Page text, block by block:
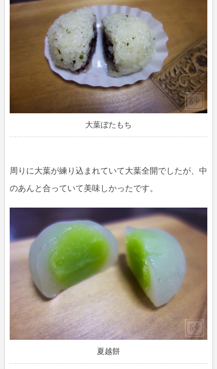
大葉ぼたもち
周りに大葉が練り込まれていて大葉全開でしたが、中
のあんと合っていて美味しかったです。
夏越餅